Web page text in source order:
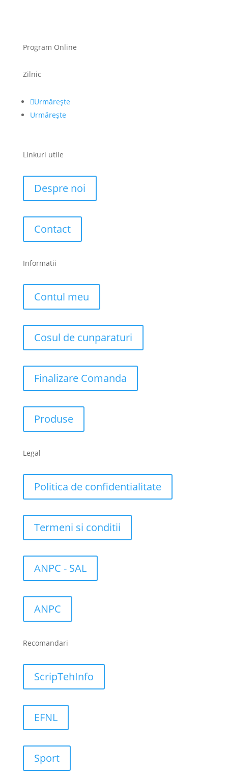
Program Online
Zilnic
Urmărește
Urmărește
Linkuri utile
Despre noi
Contact
Informatii
Contul meu
Cosul de cunparaturi
Finalizare Comanda
Produse
Legal
Politica de confidentialitate
Termeni si conditii
ANPC - SAL
ANPC
Recomandari
ScripTehInfo
EFNL
Sport